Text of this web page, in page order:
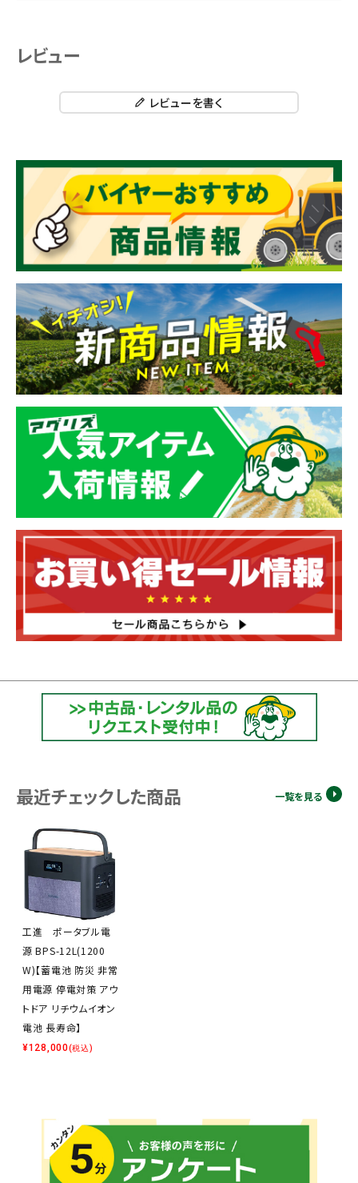
レビュー
レビューを書く
最近チェックした商品 一覧を見る
工進 ポータブル電
源 BPS-12L(1200
W)【蓄電池 防災 非常
用電源 停電対策 アウ
トドア リチウムイオン
電池 長寿命】
¥128,000(税込)